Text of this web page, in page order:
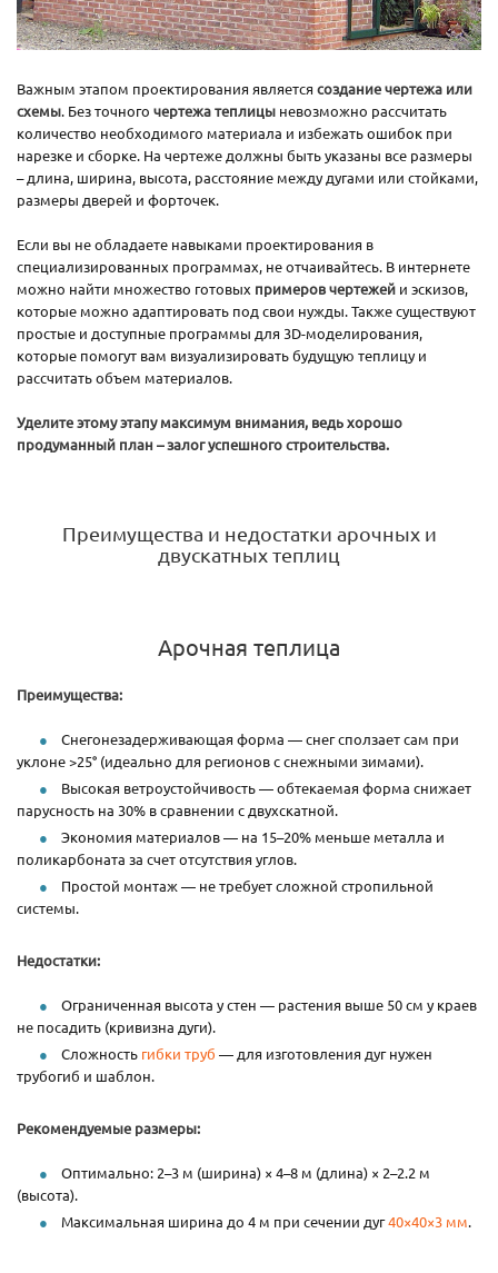
Важным этапом проектирования является создание чертежа или
схемы. Без точного чертежа теплицы невозможно рассчитать
количество необходимого материала и избежать ошибок при
нарезке и сборке. На чертеже должны быть указаны все размеры
– длина, ширина, высота, расстояние между дугами или стойками,
размеры дверей и форточек.
Если вы не обладаете навыками проектирования в
специализированных программах, не отчаивайтесь. В интернете
можно найти множество готовых примеров чертежей и эскизов,
которые можно адаптировать под свои нужды. Также существуют
простые и доступные программы для 3D-моделирования,
которые помогут вам визуализировать будущую теплицу и
рассчитать объем материалов.
Уделите этому этапу максимум внимания, ведь хорошо
продуманный план – залог успешного строительства.
Преимущества и недостатки арочных и
двускатных теплиц
Арочная теплица
Преимущества:
Снегонезадерживающая форма — снег сползает сам при
уклоне >25° (идеально для регионов с снежными зимами).
Высокая ветроустойчивость — обтекаемая форма снижает
парусность на 30% в сравнении с двухскатной.
Экономия материалов — на 15–20% меньше металла и
поликарбоната за счет отсутствия углов.
Простой монтаж — не требует сложной стропильной
системы.
Недостатки:
Ограниченная высота у стен — растения выше 50 см у краев
не посадить (кривизна дуги).
Сложность гибки труб — для изготовления дуг нужен
трубогиб и шаблон.
Рекомендуемые размеры:
Оптимально: 2–3 м (ширина) × 4–8 м (длина) × 2–2.2 м
(высота).
Максимальная ширина до 4 м при сечении дуг40×40×3 мм.